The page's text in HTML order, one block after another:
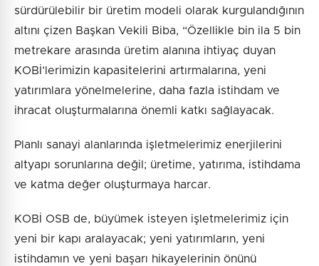
sürdürülebilir bir üretim modeli olarak kurgulandığının
altını çizen Başkan Vekili Biba, “Özellikle bin ila 5 bin
metrekare arasında üretim alanına ihtiyaç duyan
KOBİ’lerimizin kapasitelerini artırmalarına, yeni
yatırımlara yönelmelerine, daha fazla istihdam ve
ihracat oluşturmalarına önemli katkı sağlayacak.
Planlı sanayi alanlarında işletmelerimiz enerjilerini
altyapı sorunlarına değil; üretime, yatırıma, istihdama
ve katma değer oluşturmaya harcar.
KOBİ OSB de, büyümek isteyen işletmelerimiz için
yeni bir kapı aralayacak; yeni yatırımların, yeni
istihdamın ve yeni başarı hikayelerinin önünü